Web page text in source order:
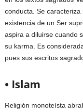
conducta. Se
existencia de un Ser
aspira a diluirse cuando
su karma. Es
pues sus escritos
• Islam
Religión monoteísta